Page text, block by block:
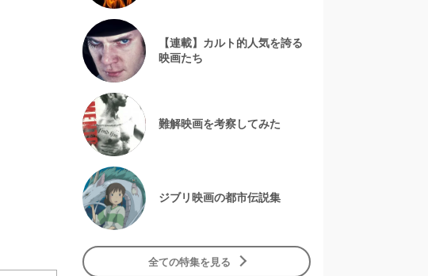
【連載】カルト的人気を誇る
映画たち
難解映画を考察してみた
ジブリ映画の都市伝説集
全ての特集を見る